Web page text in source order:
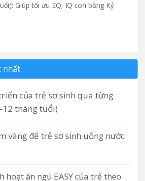
Giúp tối ưu EQ, IQ con bằng Kỷ
nhất
của trẻ sơ sinh qua từng
tháng tuổi)
vàng để trẻ sơ sinh uống nước
hoạt ăn ngủ EASY của trẻ theo